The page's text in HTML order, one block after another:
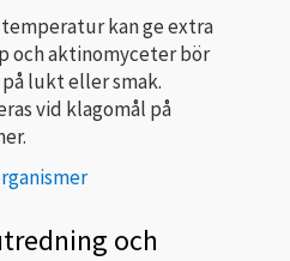
kan ge extra
och aktinomyceter bör
lukt eller smak.
vid klagomål på
och